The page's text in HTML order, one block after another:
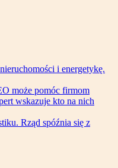
i energetykę.
może pomóc firmom
wskazuje kto na nich
Rząd spóźnia się z